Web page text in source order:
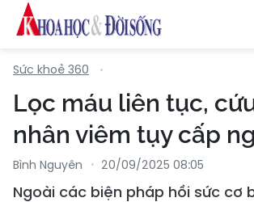
Sức khoẻ 360
Lọc máu liên tục,
nhân viêm tụy cấp
Bình Nguyên 20/09/2025 08:05
Ngoài các biện pháp hồi sức cơ